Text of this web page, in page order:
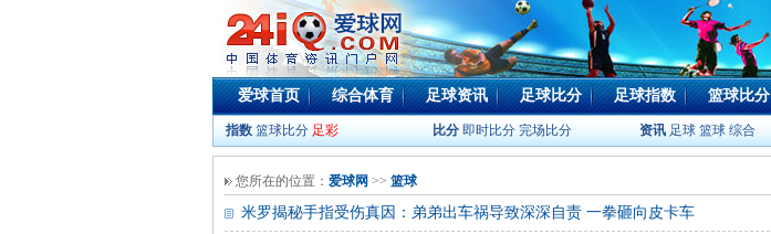
爱球首页 综合体育 足球资讯 足球比分 足球指数 篮球比分
指数 篮球比分 足彩 比分 即时比分 完场比分 资讯 足球 篮球 综合
您所在的位置： 爱球网 >> 篮球
米罗揭秘手指受伤真因：弟弟出车祸导致深深自责 一拳砸向皮卡车